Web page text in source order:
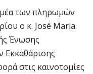
των πληρωμών
ο κ. José Maria
Ένωσης
στις καινοτομίες